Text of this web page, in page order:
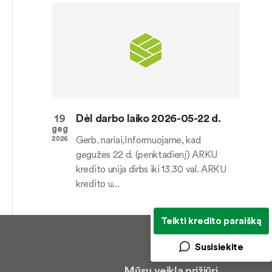
19
geg
2026
Dėl darbo laiko 2026-05-22 d.
Gerb. nariai,Informuojame, kad
gegužės 22 d. (penktadienį) ARKU
kredito unija dirbs iki 13.30 val. ARKU
kredito u...
Teikti kredito paraišką
Susisiekite